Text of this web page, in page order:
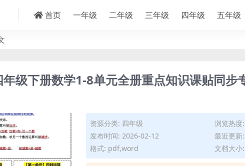
首页 一年级 二年级 三年级 四年级 五年级
级下册数学1-8单元全册重点知识课贴同步
资源分类: 四年级
浏览热度
发布时间: 2026-02-12
最近更
格式: pdf,word
文档大小